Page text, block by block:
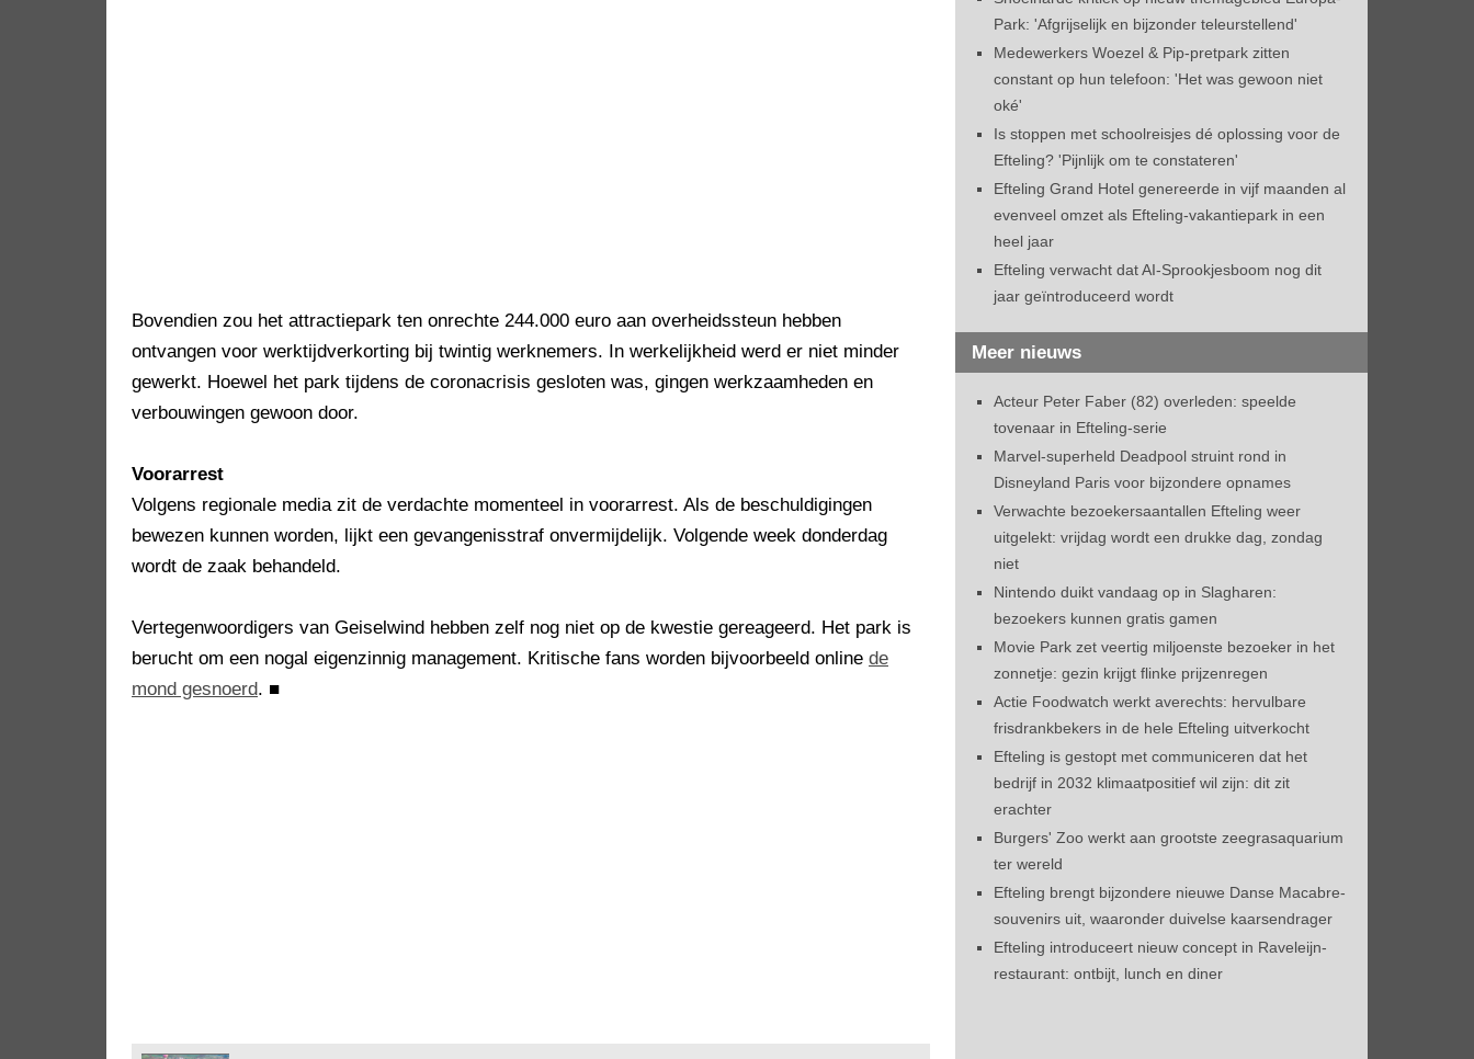
Bovendien zou het attractiepark ten onrechte 244.000 euro aan overheidssteun hebben
ontvangen voor werktijdverkorting bij twintig werknemers. In werkelijkheid werd er niet minder
gewerkt. Hoewel het park tijdens de coronacrisis gesloten was, gingen werkzaamheden en
verbouwingen gewoon door.
Voorarrest
Volgens regionale media zit de verdachte momenteel in voorarrest. Als de beschuldigingen
bewezen kunnen worden, lijkt een gevangenisstraf onvermijdelijk. Volgende week donderdag
wordt de zaak behandeld.
Vertegenwoordigers van Geiselwind hebben zelf nog niet op de kwestie gereageerd. Het park is
berucht om een nogal eigenzinnig management. Kritische fans worden bijvoorbeeld online de
mond gesnoerd. ■
Park: 'Afgrijselijk en bijzonder teleurstellend'
Medewerkers Woezel & Pip-pretpark zitten
constant op hun telefoon: 'Het was gewoon niet
oké'
Is stoppen met schoolreisjes dé oplossing voor de
Efteling? 'Pijnlijk om te constateren'
Efteling Grand Hotel genereerde in vijf maanden al
evenveel omzet als Efteling-vakantiepark in een
heel jaar
Efteling verwacht dat AI-Sprookjesboom nog dit
jaar geïntroduceerd wordt
Meer nieuws
Acteur Peter Faber (82) overleden: speelde
tovenaar in Efteling-serie
Marvel-superheld Deadpool struint rond in
Disneyland Paris voor bijzondere opnames
Verwachte bezoekersaantallen Efteling weer
uitgelekt: vrijdag wordt een drukke dag, zondag
niet
Nintendo duikt vandaag op in Slagharen:
bezoekers kunnen gratis gamen
Movie Park zet veertig miljoenste bezoeker in het
zonnetje: gezin krijgt flinke prijzenregen
Actie Foodwatch werkt averechts: hervulbare
frisdrankbekers in de hele Efteling uitverkocht
Efteling is gestopt met communiceren dat het
bedrijf in 2032 klimaatpositief wil zijn: dit zit
erachter
Burgers' Zoo werkt aan grootste zeegrasaquarium
ter wereld
Efteling brengt bijzondere nieuwe Danse Macabre-
souvenirs uit, waaronder duivelse kaarsendrager
Efteling introduceert nieuw concept in Raveleijn-
restaurant: ontbijt, lunch en diner